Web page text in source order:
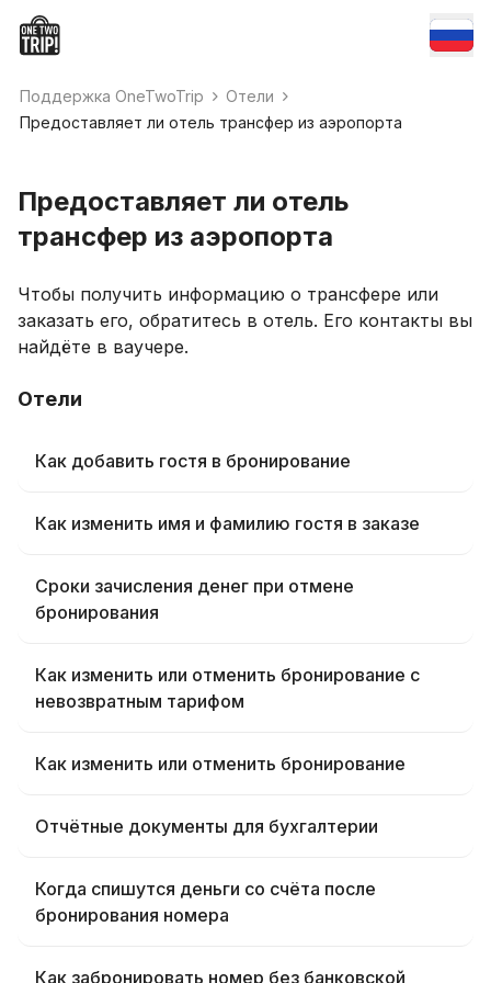
Поддержка OneTwoTrip
Отели
Предоставляет ли отель трансфер из аэропорта
Предоставляет ли отель
трансфер из аэропорта
Чтобы получить информацию о трансфере или
заказать его, обратитесь в отель. Его контакты вы
найдёте в ваучере.
Отели
Как добавить гостя в бронирование
Как изменить имя и фамилию гостя в заказе
Сроки зачисления денег при отмене
бронирования
Как изменить или отменить бронирование с
невозвратным тарифом
Как изменить или отменить бронирование
Отчётные документы для бухгалтерии
Когда спишутся деньги со счёта после
бронирования номера
Как забронировать номер без банковской